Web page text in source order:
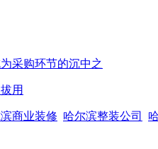
采购环节的沉中之
用
商业装修 哈尔滨整装公司